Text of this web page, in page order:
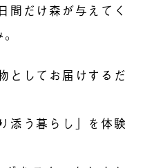
間だけ森が与えてく
としてお届けするだ
添う暮らし」を体験